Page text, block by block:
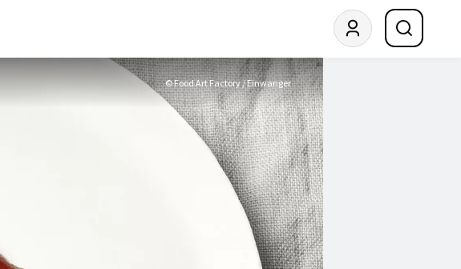
© Food Art Factory / Einwanger